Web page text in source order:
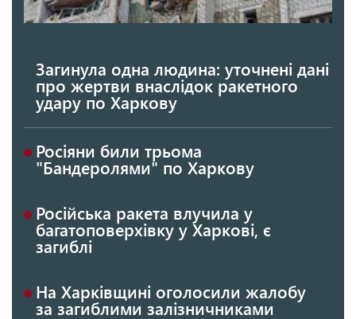
Загинула одна людина: уточнені дані
про жертви внаслідок ракетного
удару по Харкову
Росіяни били трьома
"Бандеролями" по Харкову
Російська ракета влучила у
багатоповерхівку у Харкові, є
загиблі
На Харківщині оголосили жалобу
за загиблими залізничниками